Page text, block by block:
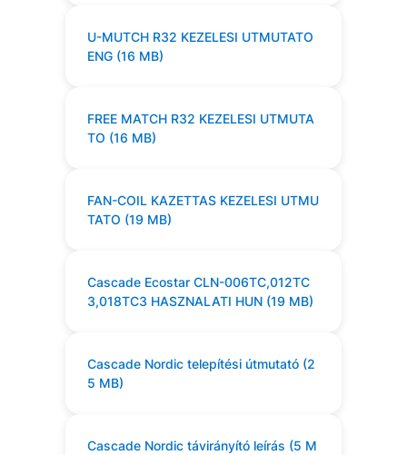
U-MUTCH R32 KEZELESI UTMUTATO
ENG (16 MB)
FREE MATCH R32 KEZELESI UTMUTA
TO (16 MB)
FAN-COIL KAZETTAS KEZELESI UTMU
TATO (19 MB)
Cascade Ecostar CLN-006TC,012TC
3,018TC3 HASZNALATI HUN (19 MB)
Cascade Nordic telepítési útmutató (2
5 MB)
Cascade Nordic távirányító leírás (5 M